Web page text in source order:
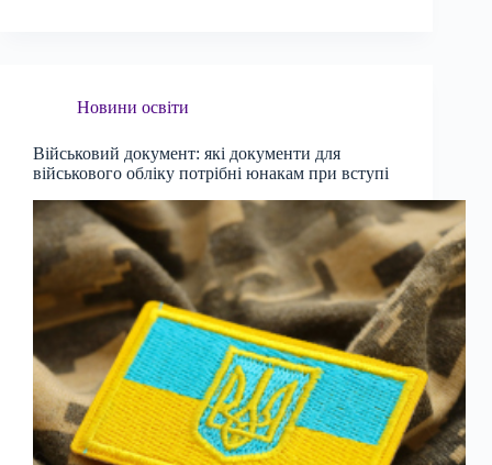
Новини освіти
Військовий документ: які документи для
військового обліку потрібні юнакам при вступі